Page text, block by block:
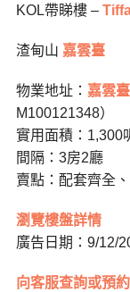
KOL帶睇樓 –
渣甸山 嘉雲臺
物業地址： 嘉雲臺
M100121348）
實用面積：1,300
間隔：3房2廳
賣點：配套齊全
瀏覽樓盤詳情
廣告日期：9/12/
向客服查詢或預